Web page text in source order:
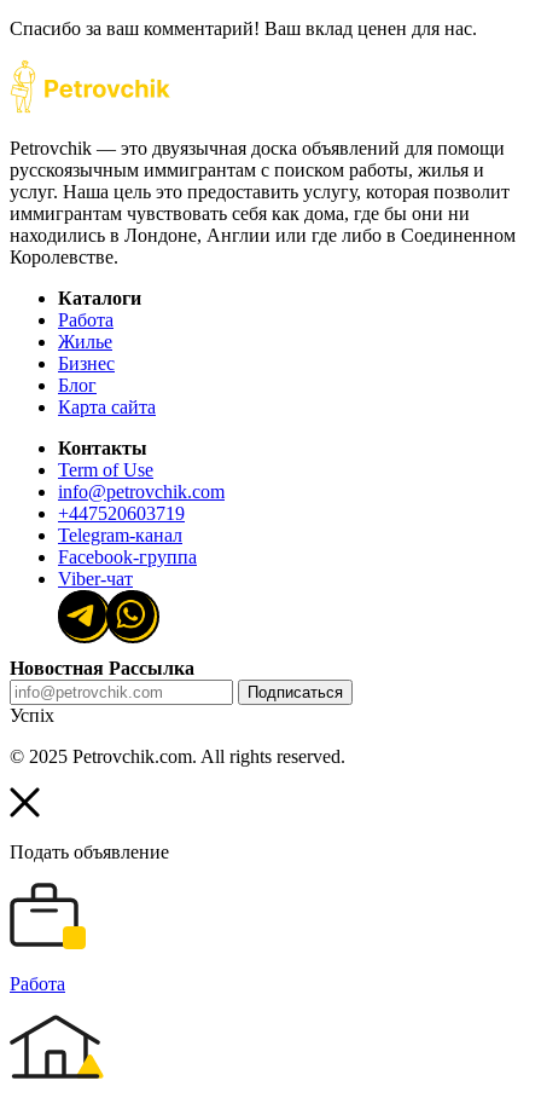
Спасибо за ваш комментарий! Ваш вклад ценен для нас.
Petrovchik — это двуязычная доска объявлений для помощи
русскоязычным иммигрантам с поиском работы, жилья и
услуг. Наша цель это предоставить услугу, которая позволит
иммигрантам чувствовать себя как дома, где бы они ни
находились в Лондоне, Англии или где либо в Соединенном
Королевстве.
Каталоги
Работа
Жилье
Бизнес
Блог
Карта сайта
Контакты
Term of Use
info@petrovchik.com
+447520603719
Telegram-канал
Facebook-группа
Viber-чат
Новостная Рассылка
Подписаться
Успіх
© 2025 Petrovchik.com. All rights reserved.
Подать объявление
Работа